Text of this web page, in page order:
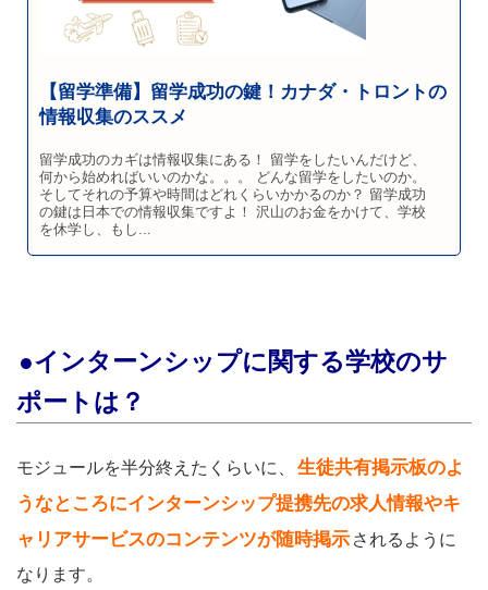
【留学準備】留学成功の鍵！カナダ・トロントの
情報収集のススメ
留学成功のカギは情報収集にある！ 留学をしたいんだけど、
何から始めればいいのかな。。。 どんな留学をしたいのか。
そしてそれの予算や時間はどれくらいかかるのか？ 留学成功
の鍵は日本での情報収集ですよ！ 沢山のお金をかけて、学校
を休学し、もし...
●インターンシップに関する学校のサ
ポートは？
モジュールを半分終えたくらいに、
生徒共有掲示板のよ
うなところにインターンシップ提携先の求人情報やキ
ャリアサービスのコンテンツが随時掲示 されるように
なります。